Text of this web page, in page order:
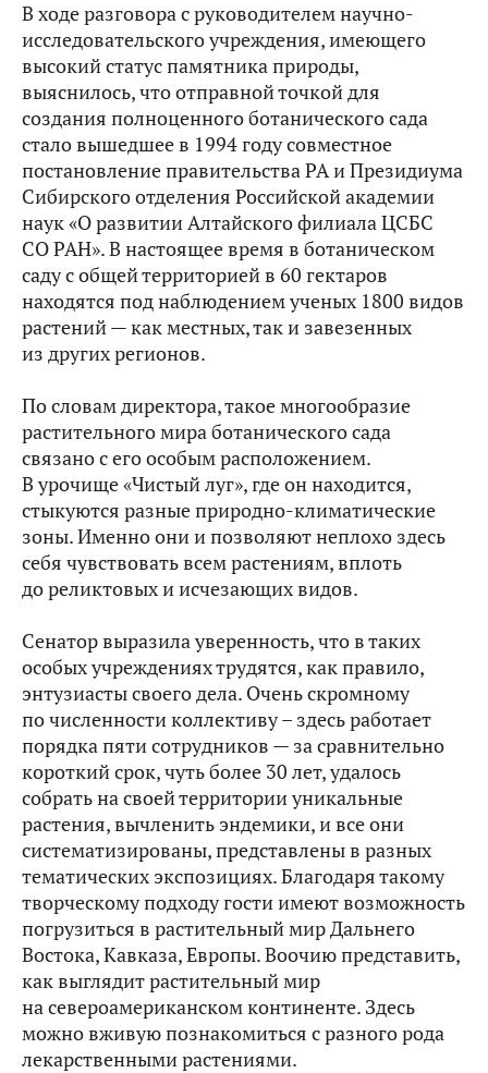
В ходе разговора с руководителем научно-
исследовательского учреждения, имеющего
высокий статус памятника природы,
выяснилось, что отправной точкой для
создания полноценного ботанического сада
стало вышедшее в 1994 году совместное
постановление правительства РА и Президиума
Сибирского отделения Российской академии
наук «О развитии Алтайского филиала ЦСБС
СО РАН». В настоящее время в ботаническом
саду с общей территорией в 60 гектаров
находятся под наблюдением ученых 1800 видов
растений — как местных, так и завезенных
из других регионов.
По словам директора, такое многообразие
растительного мира ботанического сада
связано с его особым расположением.
В урочище «Чистый луг», где он находится,
стыкуются разные природно-климатические
зоны. Именно они и позволяют неплохо здесь
себя чувствовать всем растениям, вплоть
до реликтовых и исчезающих видов.
Сенатор выразила уверенность, что в таких
особых учреждениях трудятся, как правило,
энтузиасты своего дела. Очень скромному
по численности коллективу – здесь работает
порядка пяти сотрудников — за сравнительно
короткий срок, чуть более 30 лет, удалось
собрать на своей территории уникальные
растения, вычленить эндемики, и все они
систематизированы, представлены в разных
тематических экспозициях. Благодаря такому
творческому подходу гости имеют возможность
погрузиться в растительный мир Дальнего
Востока, Кавказа, Европы. Воочию представить,
как выглядит растительный мир
на североамериканском континенте. Здесь
можно вживую познакомиться с разного рода
лекарственными растениями.